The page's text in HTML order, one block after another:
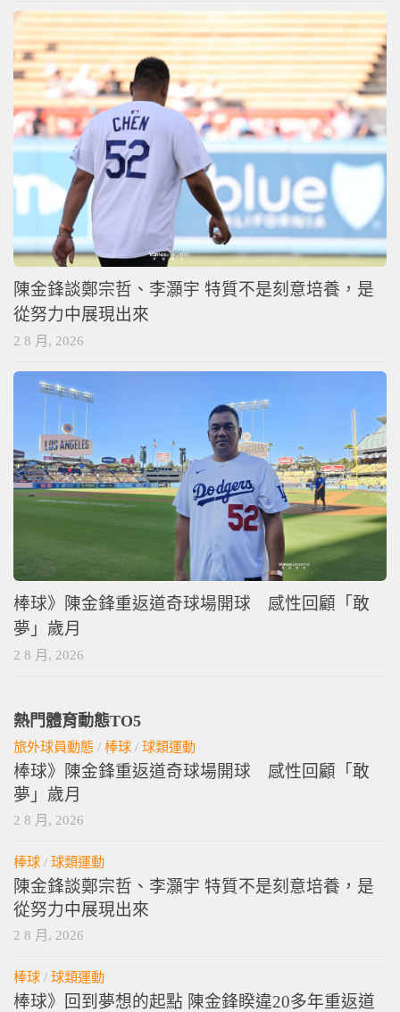
陳金鋒談鄭宗哲、李灝宇 特質不是刻意培養，是
從努力中展現出來
2 8 月, 2026
棒球》陳金鋒重返道奇球場開球 感性回顧「敢
夢」歲月
2 8 月, 2026
熱門體育動態TO5
旅外球員動態 / 棒球 / 球類運動
棒球》陳金鋒重返道奇球場開球 感性回顧「敢
夢」歲月
2 8 月, 2026
棒球 / 球類運動
陳金鋒談鄭宗哲、李灝宇 特質不是刻意培養，是
從努力中展現出來
2 8 月, 2026
棒球 / 球類運動
棒球》回到夢想的起點 陳金鋒睽違20多年重返道